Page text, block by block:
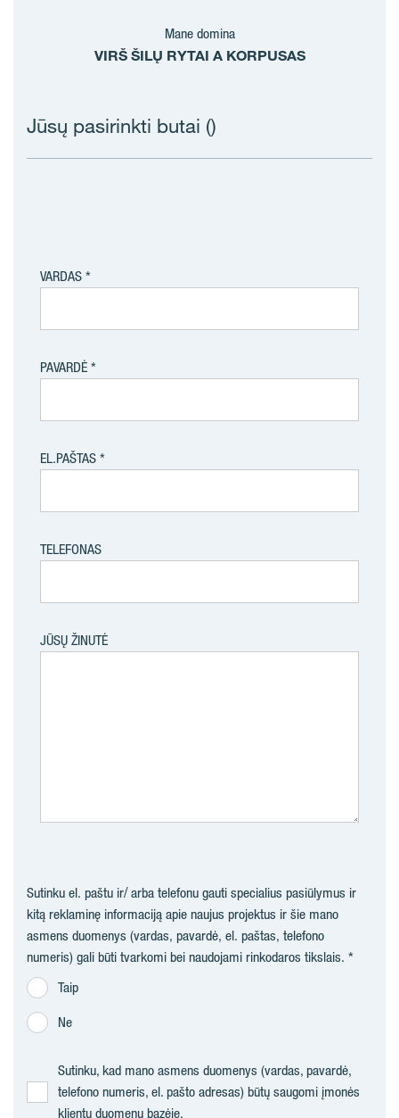
Mane domina
VIRŠ ŠILŲ RYTAI A KORPUSAS
Jūsų pasirinkti butai ()
VARDAS
PAVARDĖ
EL.PAŠTAS
TELEFONAS
JŪSŲ ŽINUTĖ
Sutinku el. paštu ir/ arba telefonu gauti specialius pasiūlymus ir
kitą reklaminę informaciją apie naujus projektus ir šie mano
asmens duomenys (vardas, pavardė, el. paštas, telefono
numeris) gali būti tvarkomi bei naudojami rinkodaros tikslais.
Taip
Ne
Sutinku, kad mano asmens duomenys (vardas, pavardė,
telefono numeris, el. pašto adresas) būtų saugomi įmonės
klientų duomenų bazėje.